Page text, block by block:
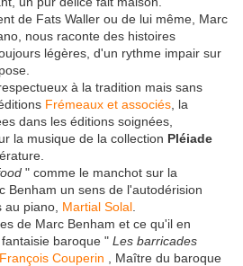
de Fats Waller ou de lui même, Marc
nous raconte des histoires
légères, d'un rythme impair sur
à la tradition mais sans
Frémeaux et associés , la
dans les éditions soignées,
la musique de la collection Pléiade
" comme le manchot sur la
Benham un sens de l'autodérision
piano, Martial Solal
de Marc Benham et ce qu'il en
baroque " Les barricades
François Couperin , Maître du baroque